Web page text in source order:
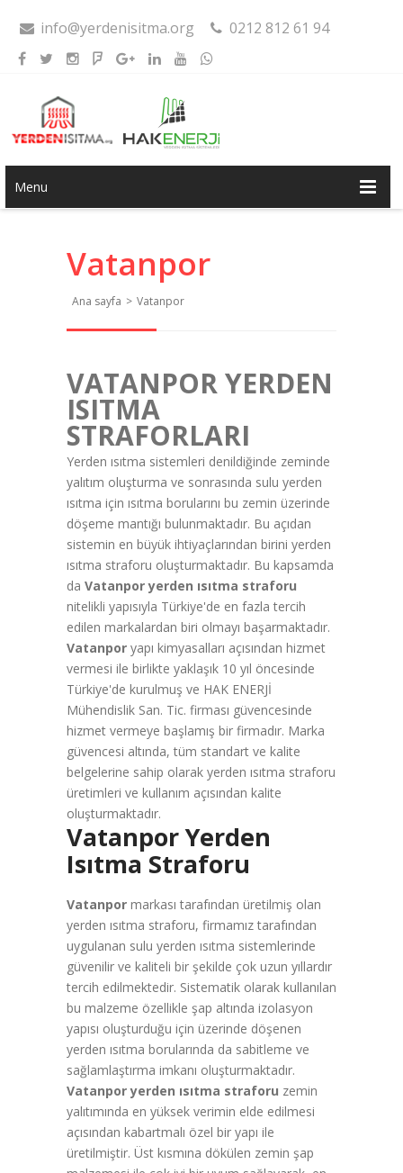
info@yerdenisitma.org 0212 812 61 94
Menu
Vatanpor
Ana sayfa > Vatanpor
VATANPOR YERDEN
ISITMA
STRAFORLARI
Yerden ısıtma sistemleri denildiğinde zeminde
yalıtım oluşturma ve sonrasında sulu yerden
ısıtma için ısıtma borularını bu zemin üzerinde
döşeme mantığı bulunmaktadır. Bu açıdan
sistemin en büyük ihtiyaçlarından birini yerden
ısıtma straforu oluşturmaktadır. Bu kapsamda
da Vatanpor yerden ısıtma straforu
nitelikli yapısıyla Türkiye'de en fazla tercih
edilen markalardan biri olmayı başarmaktadır.
Vatanpor yapı kimyasalları açısından hizmet
vermesi ile birlikte yaklaşık 10 yıl öncesinde
Türkiye'de kurulmuş ve HAK ENERJİ
Mühendislik San. Tic. firması güvencesinde
hizmet vermeye başlamış bir firmadır. Marka
güvencesi altında, tüm standart ve kalite
belgelerine sahip olarak yerden ısıtma straforu
üretimleri ve kullanım açısından kalite
oluşturmaktadır.
Vatanpor Yerden
Isıtma Straforu
Vatanpor markası tarafından üretilmiş olan
yerden ısıtma straforu, firmamız tarafından
uygulanan sulu yerden ısıtma sistemlerinde
güvenilir ve kaliteli bir şekilde çok uzun yıllardır
tercih edilmektedir. Sistematik olarak kullanılan
bu malzeme özellikle şap altında izolasyon
yapısı oluşturduğu için üzerinde döşenen
yerden ısıtma borularında da sabitleme ve
sağlamlaştırma imkanı oluşturmaktadır.
Vatanpor yerden ısıtma straforu zemin
yalıtımında en yüksek verimin elde edilmesi
açısından kabartmalı özel bir yapı ile
üretilmiştir. Üst kısmına dökülen zemin şap